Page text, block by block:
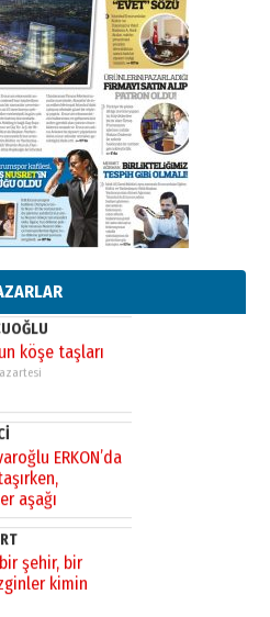
YAZICI
bir Alperen…
Hakka yürüdü.!
hatıralarıyla
Terzioğlu!
Erzurum’a
daha!
köşe taşları
ERKON’da
aşağı
şehir, bir
kimin